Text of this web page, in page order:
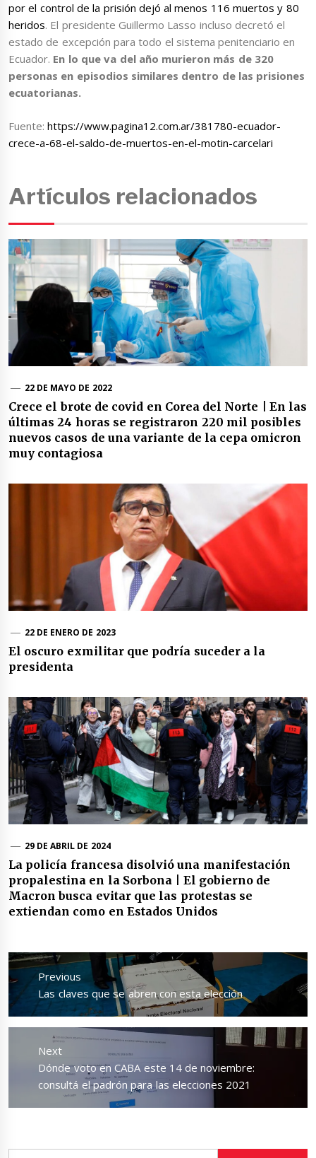
por el control de la prisión dejó al menos 116 muertos y 80
heridos. El presidente Guillermo Lasso incluso decretó el
estado de excepción para todo el sistema penitenciario en
Ecuador. En lo que va del año murieron más de 320
personas en episodios similares dentro de las prisiones
ecuatorianas.
Fuente:https://www.pagina12.com.ar/381780-ecuador-
crece-a-68-el-saldo-de-muertos-en-el-motin-carcelari
Artículos relacionados
22 DE MAYO DE 2022
Crece el brote de covid en Corea del Norte | En las
últimas 24 horas se registraron 220 mil posibles
nuevos casos de una variante de la cepa omicron
muy contagiosa
22 DE ENERO DE 2023
El oscuro exmilitar que podría suceder a la
presidenta
29 DE ABRIL DE 2024
La policía francesa disolvió una manifestación
propalestina en la Sorbona | El gobierno de
Macron busca evitar que las protestas se
extiendan como en Estados Unidos
Navegación
de
entradas
Previous
Previous
post:
Las claves que se abren con esta elección
Next
Next
post:
Dónde voto en CABA este 14 de noviembre:
consultá el padrón para las elecciones 2021